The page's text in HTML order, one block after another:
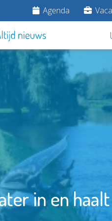
Agenda
in en